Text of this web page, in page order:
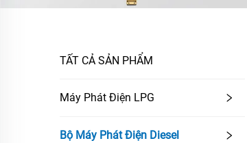
TẤT CẢ SẢN PHẨM
Máy Phát Điện LPG
Bộ Máy Phát Điện Diesel